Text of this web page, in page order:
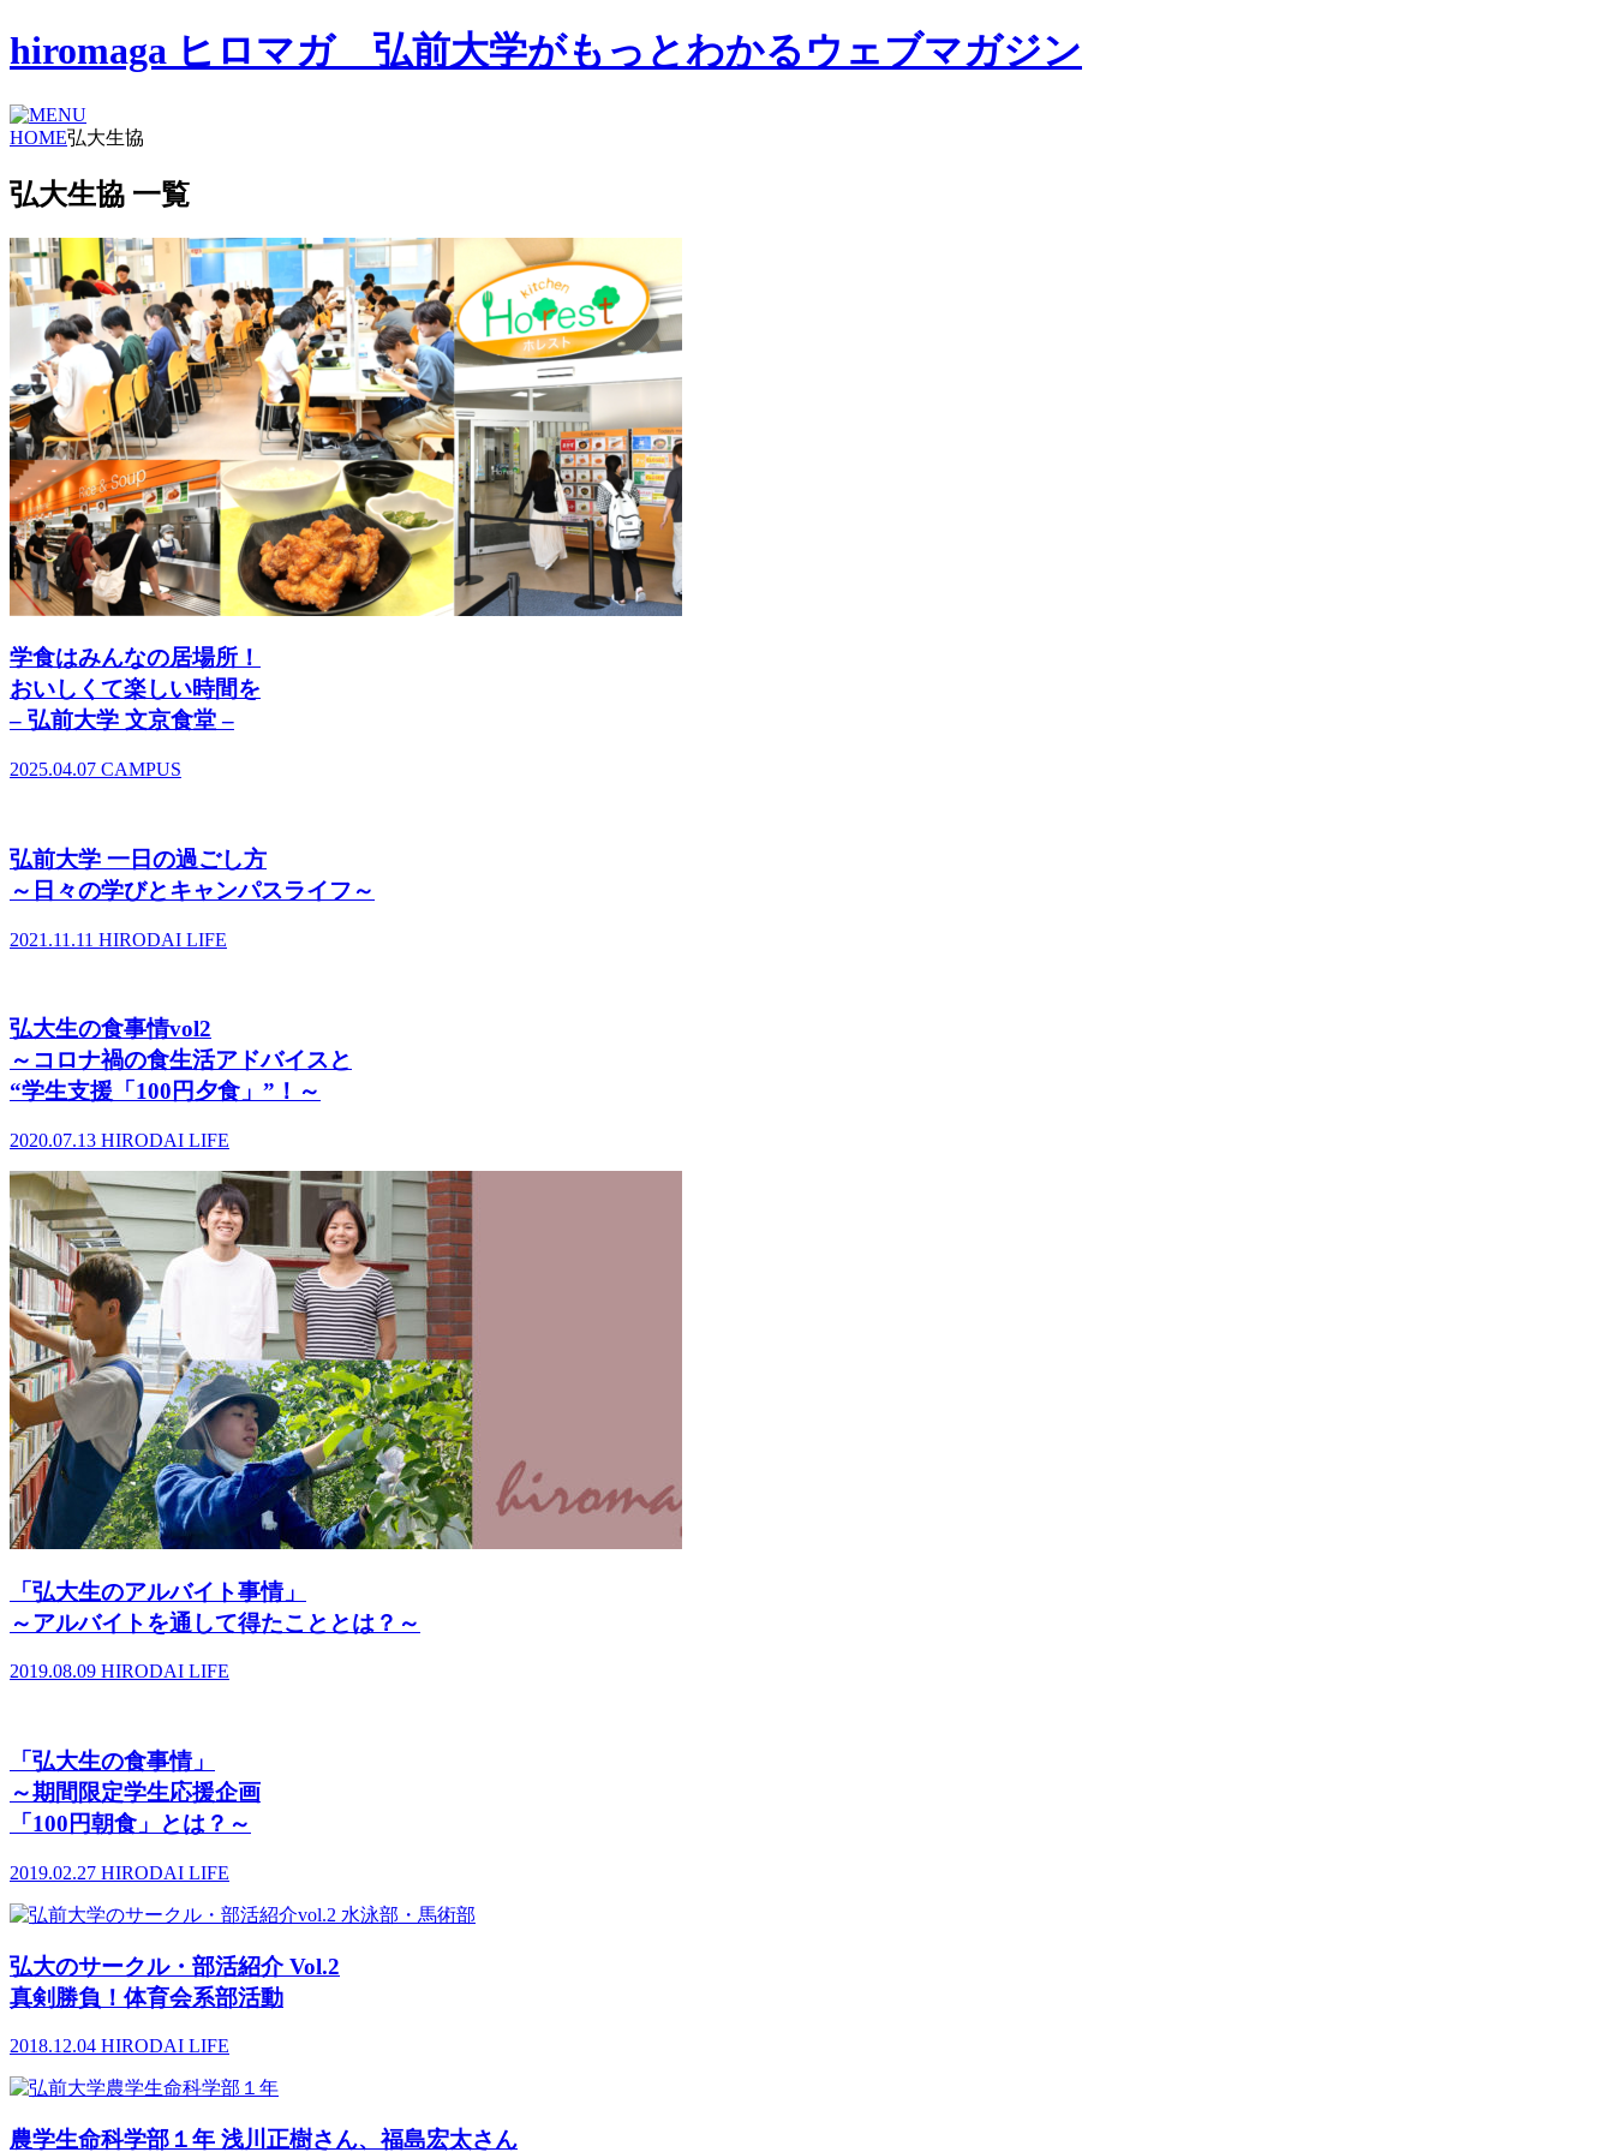
hiromaga ヒロマガ 弘前大学がもっとわかるウェブマガジン
HOME弘大生協
弘大生協 一覧
学食はみんなの居場所！
おいしくて楽しい時間を
– 弘前大学 文京食堂 –
2025.04.07 CAMPUS
弘前大学 一日の過ごし方
～日々の学びとキャンパスライフ～
2021.11.11 HIRODAI LIFE
弘大生の食事情vol2
～コロナ禍の食生活アドバイスと
“学生支援「100円夕食」”！～
2020.07.13 HIRODAI LIFE
「弘大生のアルバイト事情」
～アルバイトを通して得たこととは？～
2019.08.09 HIRODAI LIFE
「弘大生の食事情」
～期間限定学生応援企画
「100円朝食」とは？～
2019.02.27 HIRODAI LIFE
弘大のサークル・部活紹介 Vol.2
真剣勝負！体育会系部活動
2018.12.04 HIRODAI LIFE
農学生命科学部１年 浅川正樹さん、福島宏太さん